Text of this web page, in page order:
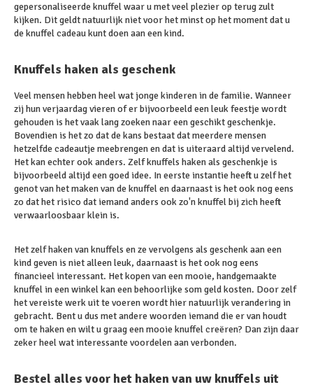
gepersonaliseerde knuffel waar u met veel plezier op terug zult
kijken. Dit geldt natuurlijk niet voor het minst op het moment dat u
de knuffel cadeau kunt doen aan een kind.
Knuffels haken als geschenk
Veel mensen hebben heel wat jonge kinderen in de familie. Wanneer
zij hun verjaardag vieren of er bijvoorbeeld een leuk feestje wordt
gehouden is het vaak lang zoeken naar een geschikt geschenkje.
Bovendien is het zo dat de kans bestaat dat meerdere mensen
hetzelfde cadeautje meebrengen en dat is uiteraard altijd vervelend.
Het kan echter ook anders. Zelf knuffels haken als geschenkje is
bijvoorbeeld altijd een goed idee. In eerste instantie heeft u zelf het
genot van het maken van de knuffel en daarnaast is het ook nog eens
zo dat het risico dat iemand anders ook zo'n knuffel bij zich heeft
verwaarloosbaar klein is.
Het zelf haken van knuffels en ze vervolgens als geschenk aan een
kind geven is niet alleen leuk, daarnaast is het ook nog eens
financieel interessant. Het kopen van een mooie, handgemaakte
knuffel in een winkel kan een behoorlijke som geld kosten. Door zelf
het vereiste werk uit te voeren wordt hier natuurlijk verandering in
gebracht. Bent u dus met andere woorden iemand die er van houdt
om te haken en wilt u graag een mooie knuffel creëren? Dan zijn daar
zeker heel wat interessante voordelen aan verbonden.
Bestel alles voor het haken van uw knuffels uit